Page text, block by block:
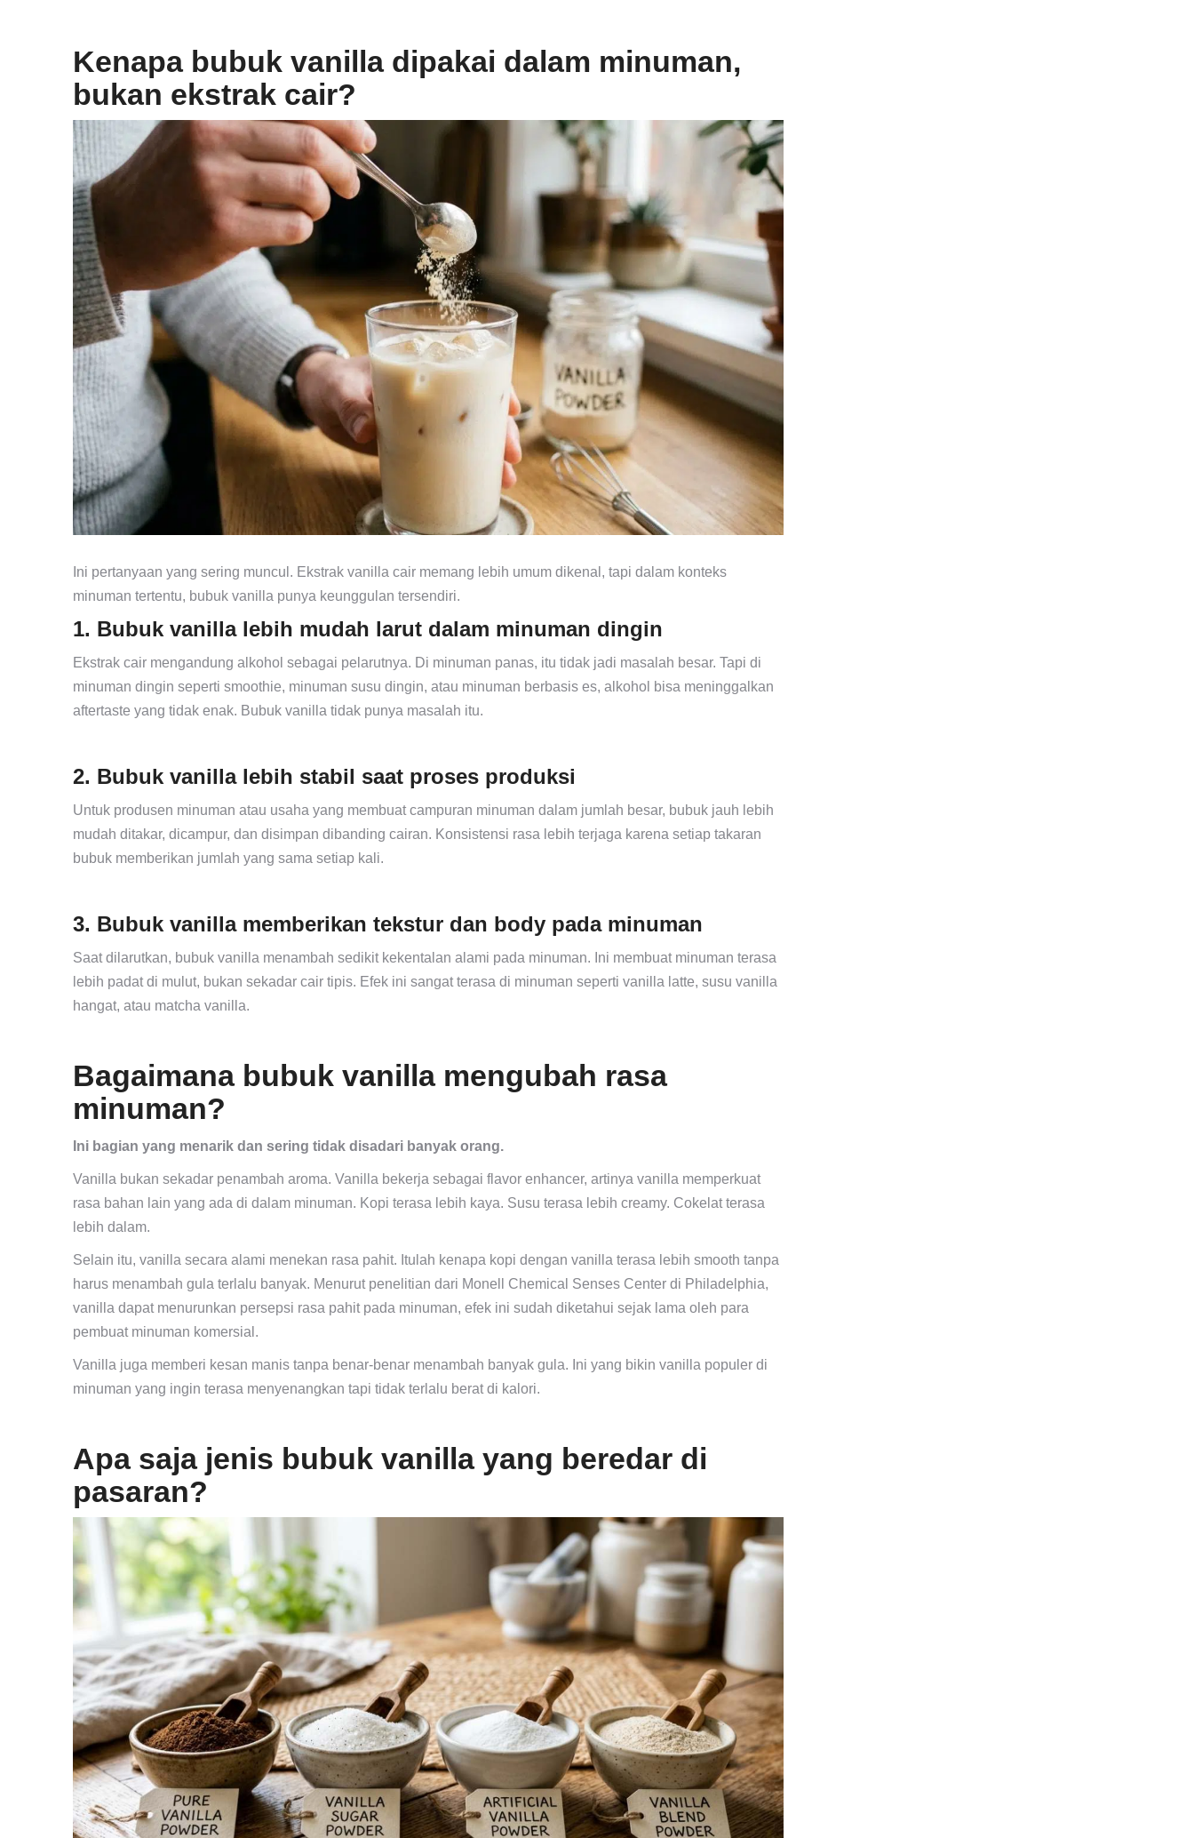
Kenapa bubuk vanilla dipakai dalam minuman,
bukan ekstrak cair?
Ini pertanyaan yang sering muncul. Ekstrak vanilla cair memang lebih umum dikenal, tapi dalam konteks
minuman tertentu, bubuk vanilla punya keunggulan tersendiri.
1. Bubuk vanilla lebih mudah larut dalam minuman dingin
Ekstrak cair mengandung alkohol sebagai pelarutnya. Di minuman panas, itu tidak jadi masalah besar. Tapi di
minuman dingin seperti smoothie, minuman susu dingin, atau minuman berbasis es, alkohol bisa meninggalkan
aftertaste yang tidak enak. Bubuk vanilla tidak punya masalah itu.
2. Bubuk vanilla lebih stabil saat proses produksi
Untuk produsen minuman atau usaha yang membuat campuran minuman dalam jumlah besar, bubuk jauh lebih
mudah ditakar, dicampur, dan disimpan dibanding cairan. Konsistensi rasa lebih terjaga karena setiap takaran
bubuk memberikan jumlah yang sama setiap kali.
3. Bubuk vanilla memberikan tekstur dan body pada minuman
Saat dilarutkan, bubuk vanilla menambah sedikit kekentalan alami pada minuman. Ini membuat minuman terasa
lebih padat di mulut, bukan sekadar cair tipis. Efek ini sangat terasa di minuman seperti vanilla latte, susu vanilla
hangat, atau matcha vanilla.
Bagaimana bubuk vanilla mengubah rasa
minuman?
Ini bagian yang menarik dan sering tidak disadari banyak orang.
Vanilla bukan sekadar penambah aroma. Vanilla bekerja sebagai flavor enhancer, artinya vanilla memperkuat
rasa bahan lain yang ada di dalam minuman. Kopi terasa lebih kaya. Susu terasa lebih creamy. Cokelat terasa
lebih dalam.
Selain itu, vanilla secara alami menekan rasa pahit. Itulah kenapa kopi dengan vanilla terasa lebih smooth tanpa
harus menambah gula terlalu banyak. Menurut penelitian dari Monell Chemical Senses Center di Philadelphia,
vanilla dapat menurunkan persepsi rasa pahit pada minuman, efek ini sudah diketahui sejak lama oleh para
pembuat minuman komersial.
Vanilla juga memberi kesan manis tanpa benar-benar menambah banyak gula. Ini yang bikin vanilla populer di
minuman yang ingin terasa menyenangkan tapi tidak terlalu berat di kalori.
Apa saja jenis bubuk vanilla yang beredar di
pasaran?